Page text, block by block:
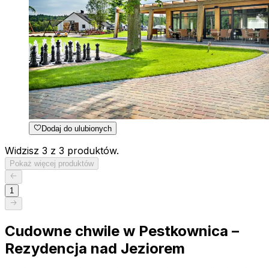
Dodaj do ulubionych
Widzisz 3 z 3 produktów.
Pokaż więcej produktów
1
Cudowne chwile w Pestkownica –
Rezydencja nad Jeziorem